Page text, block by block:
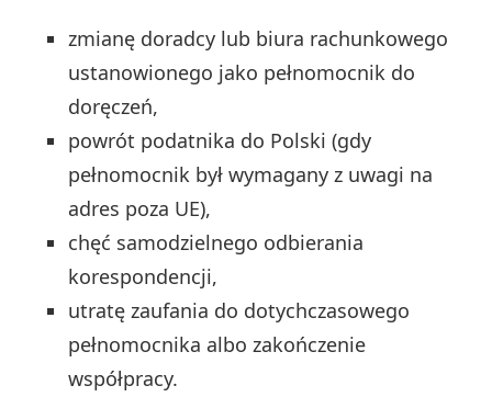
zmianę doradcy lub biura rachunkowego
ustanowionego jako pełnomocnik do
doręczeń,
powrót podatnika do Polski (gdy
pełnomocnik był wymagany z uwagi na
adres poza UE),
chęć samodzielnego odbierania
korespondencji,
utratę zaufania do dotychczasowego
pełnomocnika albo zakończenie
współpracy.